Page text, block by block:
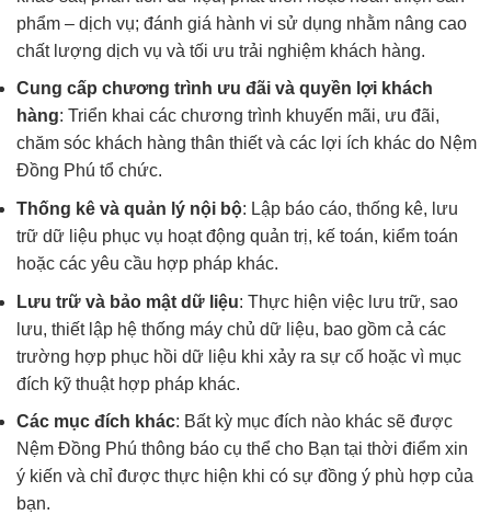
phẩm – dịch vụ; đánh giá hành vi sử dụng nhằm nâng cao
chất lượng dịch vụ và tối ưu trải nghiệm khách hàng.
Cung cấp chương trình ưu đãi và quyền lợi khách
hàng: Triển khai các chương trình khuyến mãi, ưu đãi,
chăm sóc khách hàng thân thiết và các lợi ích khác do Nệm
Đồng Phú tổ chức.
Thống kê và quản lý nội bộ: Lập báo cáo, thống kê, lưu
trữ dữ liệu phục vụ hoạt động quản trị, kế toán, kiểm toán
hoặc các yêu cầu hợp pháp khác.
Lưu trữ và bảo mật dữ liệu: Thực hiện việc lưu trữ, sao
lưu, thiết lập hệ thống máy chủ dữ liệu, bao gồm cả các
trường hợp phục hồi dữ liệu khi xảy ra sự cố hoặc vì mục
đích kỹ thuật hợp pháp khác.
Các mục đích khác: Bất kỳ mục đích nào khác sẽ được
Nệm Đồng Phú thông báo cụ thể cho Bạn tại thời điểm xin
ý kiến và chỉ được thực hiện khi có sự đồng ý phù hợp của
bạn.